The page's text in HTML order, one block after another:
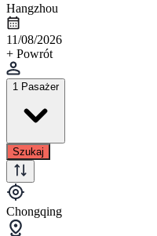
Hangzhou
11/08/2026
+ Powrót
1 Pasażer
Szukaj
Chongqing